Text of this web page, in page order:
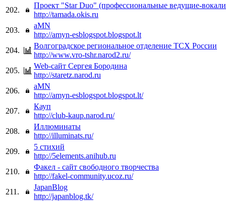
202.
Проект "Star Duo" (профессиональные ведущие-
http://tamada.okis.ru
203.
aMN
http://amyn-esblogspot.blogspot.lt
204.
Волгоградское региональное отделение ТСХ России
http://www.vro-tshr.narod2.ru/
205.
Web-сайт Сергея Бородина
http://staretz.narod.ru
206.
aMN
http://amyn-esblogspot.blogspot.lt/
207.
Кауп
http://club-kaup.narod.ru/
208.
Иллюминаты
http://illuminats.ru/
209.
5 стихий
http://5elements.anihub.ru
210.
Факел - сайт свободного творчества
http://fakel-community.ucoz.ru/
211.
JapanBlog
http://japanblog.tk/